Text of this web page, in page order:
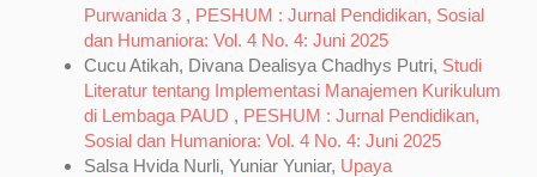
Purwanida 3 , PESHUM : Jurnal Pendidikan, Sosial
dan Humaniora: Vol. 4 No. 4: Juni 2025
Cucu Atikah, Divana Dealisya Chadhys Putri, Studi
Literatur tentang Implementasi Manajemen Kurikulum
di Lembaga PAUD , PESHUM : Jurnal Pendidikan,
Sosial dan Humaniora: Vol. 4 No. 4: Juni 2025
Salsa Hvida Nurli, Yuniar Yuniar, Upaya